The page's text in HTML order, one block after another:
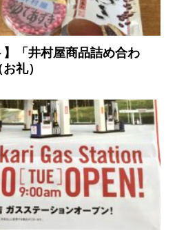
】「井村屋商品詰め合わ
礼）